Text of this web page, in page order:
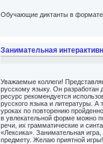
Обучающие диктанты в формате
Занимательная
Уважаемые коллеги!
русскому языку. Он
ресурс рекомендуется
русского языка и литературы. А
уроках по повторению
в увлекательной форме можно
речи, их грамматические и
«Лексика». Занимательная
предмету. Желаю приятной